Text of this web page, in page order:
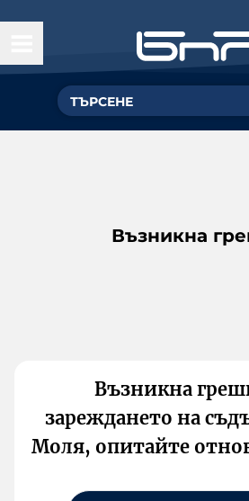
Възникна
Възникна
зареждането на
Моля, опитайте